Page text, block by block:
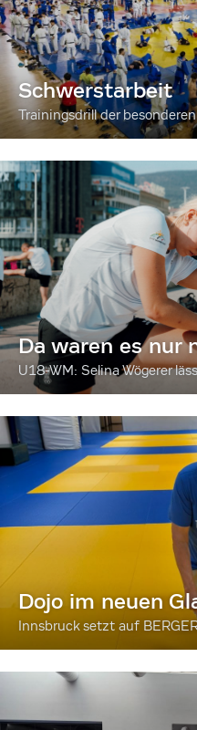
Schwerstarbeit
Trainingsdrill der
Da waren es nur
U18-WM: Selina Wögerer
Dojo im neuen
Innsbruck setzt auf